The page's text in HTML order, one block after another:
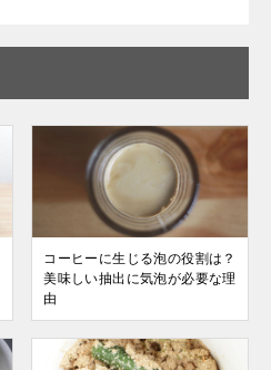
コーヒーに生じる泡の役割は？
美味しい抽出に気泡が必要な理
由